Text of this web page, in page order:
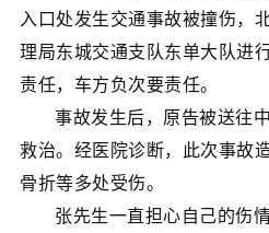
入口处发生交通事故被撞伤，
理局东城交通支队东单大队进
责任，车方负次要责任。
事故发生后，原告被送往
救治。经医院诊断，此次事故
骨折等多处受伤。
张先生一直担心自己的伤